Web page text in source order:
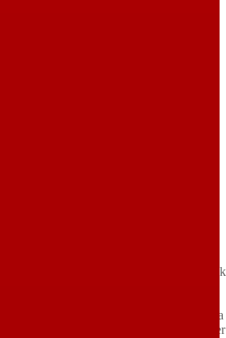
habercilik anlayışıyla Yeni
hem Türkiye’de hem de dünyada
öğrenin. Dijital platformlarıyla her an, her